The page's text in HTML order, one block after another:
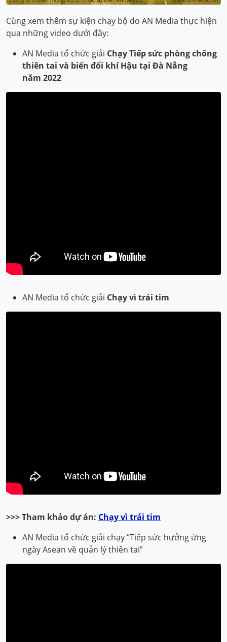
Cùng xem thêm sự kiện chạy bộ do AN Media thực hiện
qua những video dưới đây:
AN Media tổ chức giải Chạy Tiếp sức phòng chống
thiên tai và biến đổi khí Hậu tại Đà Nẵng
năm 2022
AN Media tổ chức giải Chạy vì trái tim
>>> Tham khảo dự án: Chạy vì trái tim
AN Media tổ chức giải chạy “Tiếp sức hưởng ứng
ngày Asean về quản lý thiên tai”